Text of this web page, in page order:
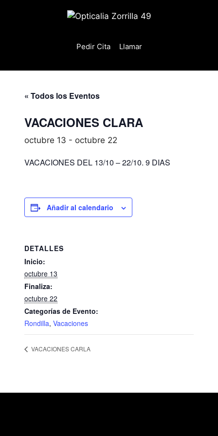
Pedir Cita Llamar
« Todos los Eventos
VACACIONES CLARA
octubre 13 - octubre 22
VACACIONES DEL 13/10 – 22/10. 9 DIAS
Añadir al calendario
DETALLES
Inicio:
octubre 13
Finaliza:
octubre 22
Categorías de Evento:
Rondilla, Vacaciones
VACACIONES CARLA